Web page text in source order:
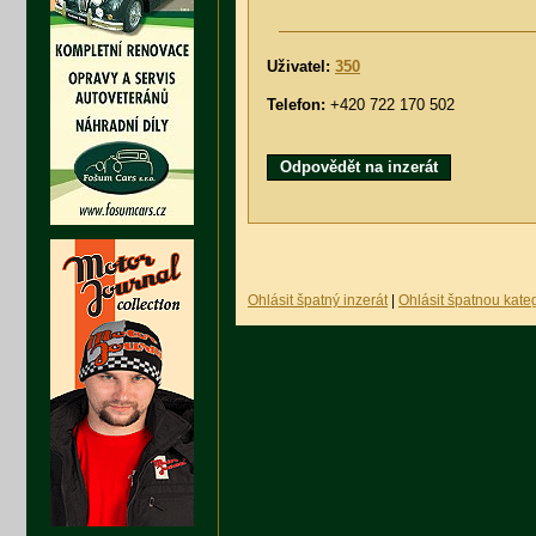
Uživatel: 350
Telefon: +420 722 170 502
Odpovědět na inzerát
Ohlásit špatný inzerát Ohlásit špatnou